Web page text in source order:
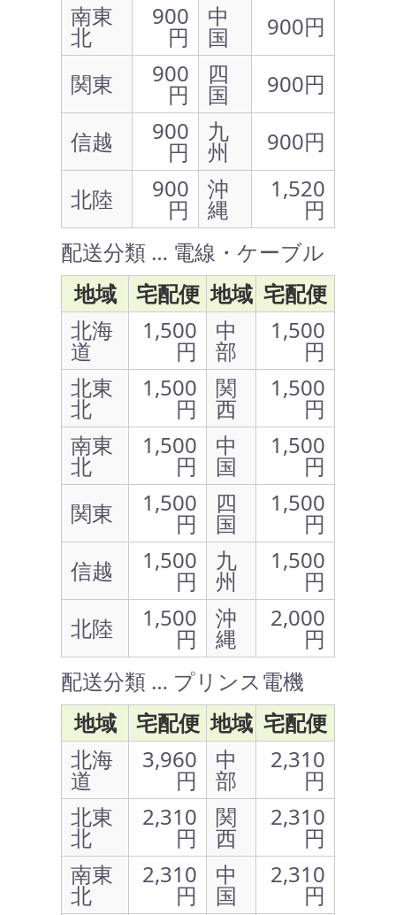
南東
北
900
円
中
国
900円
関東
900
円
四
国
900円
信越
900
円
九
州
900円
北陸
900
円
沖
縄
1,520
円
配送分類 … 電線・ケーブル
地域
宅配便 地域 宅配便
北海
道
1,500
円
中
部
1,500
円
北東
北
1,500
円
関
西
1,500
円
南東
北
1,500
円
中
国
1,500
円
関東
1,500
円
四
国
1,500
円
信越
1,500
円
九
州
1,500
円
北陸
1,500
円
沖
縄
2,000
円
配送分類 … プリンス電機
地域
宅配便 地域 宅配便
北海
道
3,960
円
中
部
2,310
円
北東
北
2,310
円
関
西
2,310
円
南東
北
2,310
円
中
国
2,310
円